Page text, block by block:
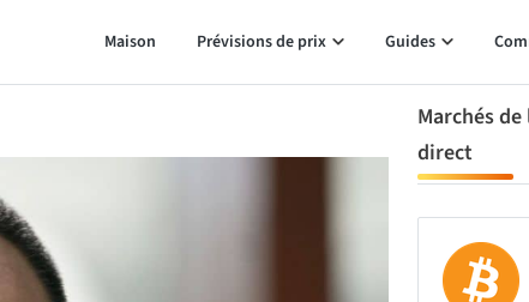
Maison Prévisions de prix Guides
Marchés
direct